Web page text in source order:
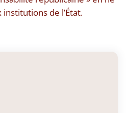
institutions de l’État.